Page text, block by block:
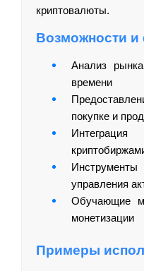
криптовалюты.
Возможности и
Анализ
времени
покупке и
управления
Обучающие
монетизации
Примеры